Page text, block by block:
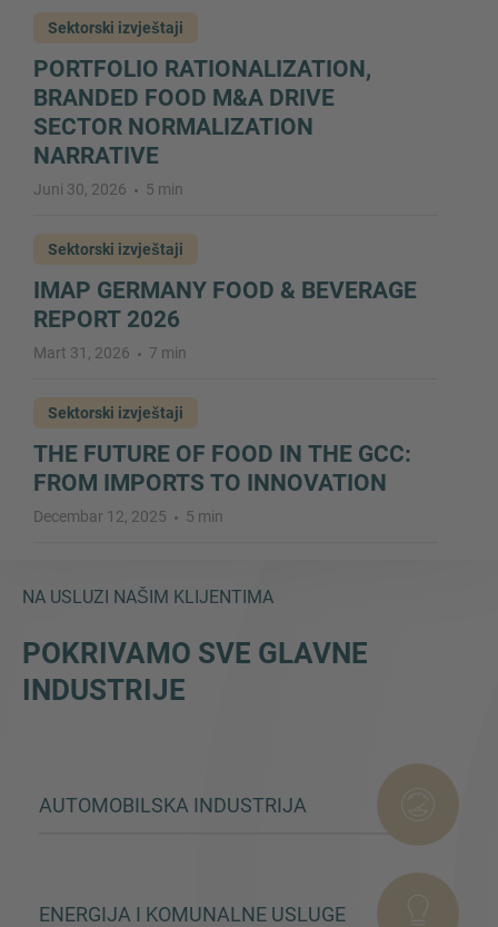
Sektorski izvještaji
PORTFOLIO RATIONALIZATION,
BRANDED FOOD M&A DRIVE
SECTOR NORMALIZATION
NARRATIVE
Juni 30, 2026 5 min
Sektorski izvještaji
IMAP GERMANY FOOD & BEVERAGE
REPORT 2026
Mart 31, 2026 7 min
Sektorski izvještaji
THE FUTURE OF FOOD IN THE GCC:
FROM IMPORTS TO INNOVATION
Decembar 12, 2025 5 min
NA USLUZI NAŠIM KLIJENTIMA
POKRIVAMO SVE GLAVNE
INDUSTRIJE
AUTOMOBILSKA INDUSTRIJA
ENERGIJA I KOMUNALNE USLUGE